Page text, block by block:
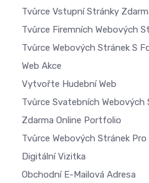
Tvůrce Vstupní Stránky
Tvůrce Firemních Webových
Tvůrce Webových Stránek S
Web Akce
Vytvořte Hudební Web
Tvůrce Svatebních Webových
Zdarma Online Portfolio
Tvůrce Webových Stránek Pro
Digitální Vizitka
Obchodní E-Mailová Adresa